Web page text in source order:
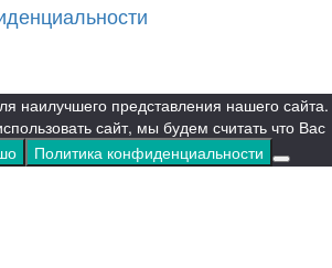
наилучшего представления нашего сайта.
сайт, мы будем считать что Вас
Политика конфиденциальности